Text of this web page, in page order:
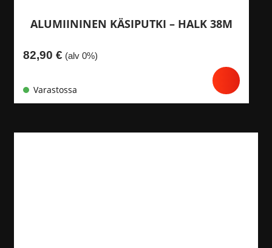
ALUMIININEN KÄSIPUTKI – HALK 38M
82,90 € (alv 0%)
Varastossa